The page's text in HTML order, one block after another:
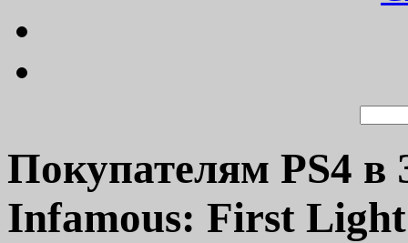
Покупателям PS4
Infamous: First Light